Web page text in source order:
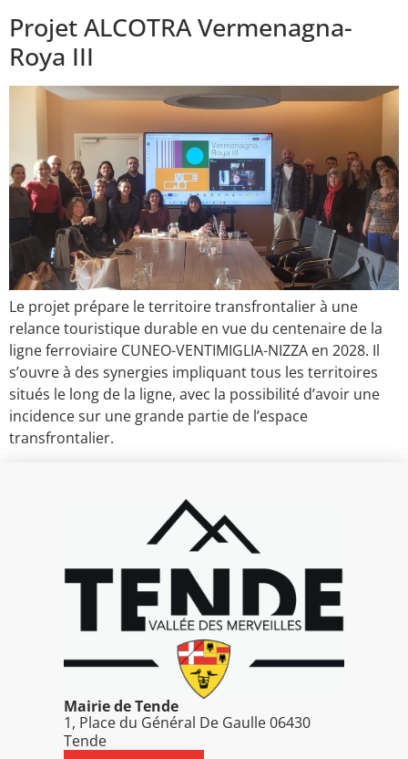
Projet ALCOTRA Vermenagna-
Roya III
Le projet prépare le territoire transfrontalier à une
relance touristique durable en vue du centenaire de la
ligne ferroviaire CUNEO-VENTIMIGLIA-NIZZA en 2028. Il
s’ouvre à des synergies impliquant tous les territoires
situés le long de la ligne, avec la possibilité d’avoir une
incidence sur une grande partie de l’espace
transfrontalier.
Mairie de Tende
1, Place du Général De Gaulle 06430
Tende